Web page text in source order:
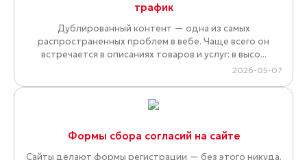
трафик
Дублированный контент — одна из самых
распространенных проблем в вебе. Чаще всего он
встречается в описаниях товаров и услуг: в высо...
2026-05-07
Формы сбора согласий на сайте
Сайты делают формы регистрации — без этого никуда.